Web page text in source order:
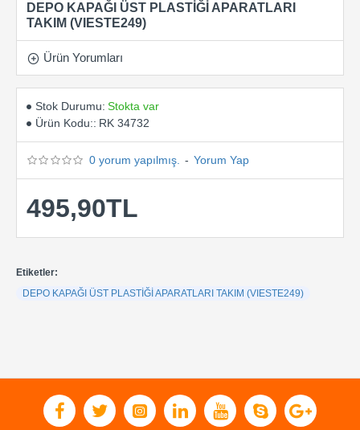
DEPO KAPAĞI ÜST PLASTİĞİ APARATLARI
TAKIM (VIESTE249)
Ürün Yorumları
Stok Durumu: Stokta var
Ürün Kodu:: RK 34732
0 yorum yapılmış. - Yorum Yap
495,90TL
Etiketler:
DEPO KAPAĞI ÜST PLASTİĞİ APARATLARI TAKIM (VIESTE249)